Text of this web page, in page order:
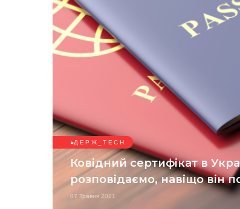
ДЕРЖ_TECH
Ковідний сертифікат в
розповідаємо, навіщо він
07 Травня 2021